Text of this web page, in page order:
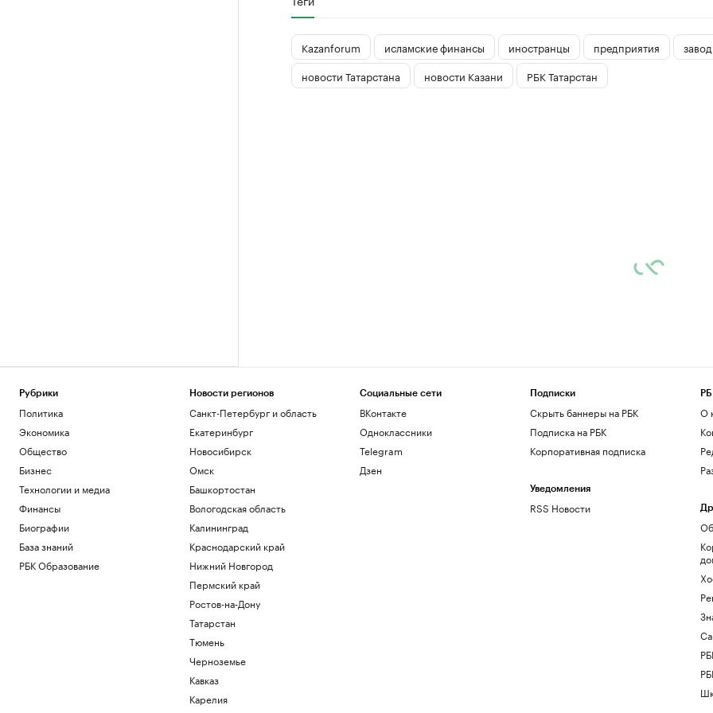
Kazanforum исламские финансы иностранцы предприятия
новости Татарстана
новости Казани РБК Татарстан
Рубрики
Политика
Экономика
Общество
Бизнес
Технологии и медиа
Финансы
Биографии
База знаний
РБК Образование
Новости регионов
Санкт-Петербург и область
Екатеринбург
Новосибирск
Омск
Башкортостан
Вологодская область
Калининград
Краснодарский край
Нижний Новгород
Пермский край
Ростов-на-Дону
Татарстан
Тюмень
Черноземье
Кавказ
Карелия
Социальные сети
ВКонтакте
Одноклассники
Telegram
Дзен
Подписки
Скрыть баннеры на РБК
Подписка на РБК
Корпоративная подписка
Уведомления
RSS Новости
О